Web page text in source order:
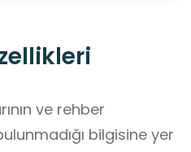
ve rehber
bilgisine yer